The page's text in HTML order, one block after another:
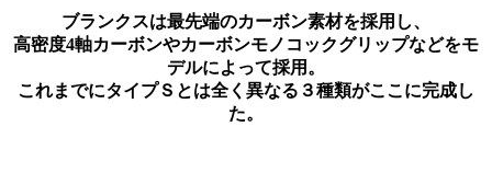
ブランクスは最先端のカーボン素材を採用し、
高密度4軸カーボンやカーボンモノコックグリップなどをモ
デルによって採用。
これまでにタイプＳとは全く異なる３種類がここに完成し
た。